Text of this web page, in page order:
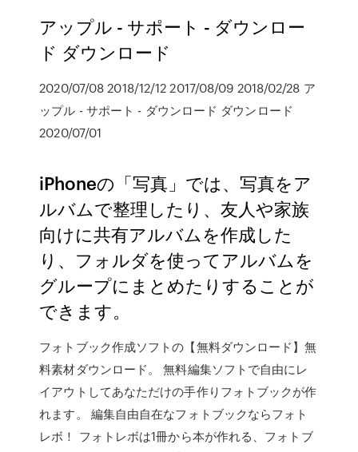
アップル - サポート - ダウンロー
ド ダウンロード
2020/07/08 2018/12/12 2017/08/09 2018/02/28 ア
ップル - サポート - ダウンロード ダウンロード
2020/07/01
iPhoneの「写真」では、写真をア
ルバムで整理したり、友人や家族
向けに共有アルバムを作成した
り、フォルダを使ってアルバムを
グループにまとめたりすることが
できます。
フォトブック作成ソフトの【無料ダウンロード】無
料素材ダウンロード。 無料編集ソフトで自由にレ
イアウトしてあなただけの手作りフォトブックが作
れます。 編集自由自在なフォトブックならフォト
レボ！ フォトレボは1冊から本が作れる、フォトブ